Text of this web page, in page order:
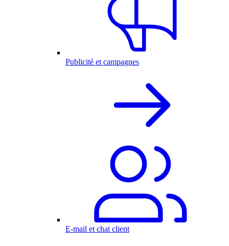
Publicité et campagnes
E-mail et chat client